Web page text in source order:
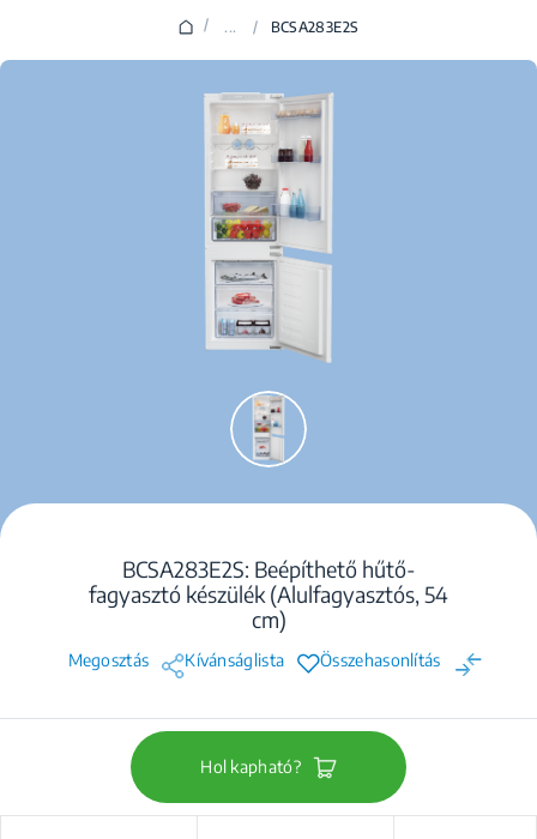
/ ... / BCSA283E2S
BCSA283E2S: Beépíthető hűtő-
fagyasztó készülék (Alulfagyasztós, 54
cm)
Megosztás Kívánságlista Összehasonlítás
Hol kapható?